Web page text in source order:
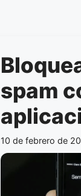
spam
10 de febrero de